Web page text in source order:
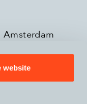
website
Amsterdam